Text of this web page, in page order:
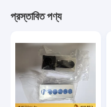
প্রস্তাবিত পণ্য